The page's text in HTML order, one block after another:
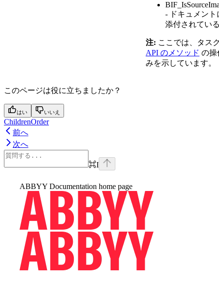
- ドキュメン
添付されてい
注: ここでは、タス
API のメソッド の操
みを示しています。
このページは役に立ちましたか？
はい いいえ
ChildrenOrder
前へ
次へ
⌘I
ABBYY Documentation home page